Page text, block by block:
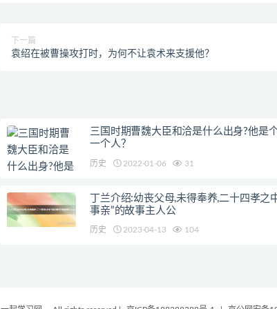
下一篇
袁绍在被曹操攻打时，为何不让袁术来支援他？
三国时期曹魏大臣和洽是什么出身?他是
一个人？
历史 2022-01-06 31
丁兰介绍:幼丧父母,未得奉养,二十四孝之
事亲”的故事主人公
历史 2023-04-13 104